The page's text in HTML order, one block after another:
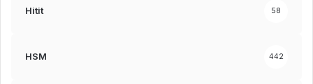
Hitit 58
HSM 442